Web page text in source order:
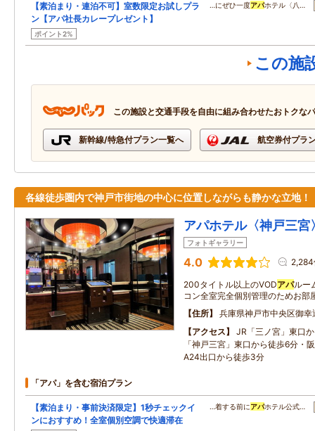
【素泊まり・連泊不可】室数限定お試しプラ
ン【アパ社長カレープレゼント】
ポイント2%
…にぜひ一度アパホテル〈八…
この施
この施設と交通手段を自由に組み合わせたおトクな
新幹線/特急付プラン一覧へ 航空券付プラ
各線徒歩圏内で神戸市街地の中心に位置しながらも静かな立地！
アパホテル〈神戸三宮
フォトギャラリー
4.0
200タイトル以上のVODアパルー
コン全室完全個別管理のためお部
住所
兵庫県神戸市中央区御
アクセス
JR「三ノ宮」東口
「神戸三宮」東口から徒歩6分・
A24出口から徒歩3分
「アパ」を含む宿泊プラン
【素泊まり・事前決済限定】1秒チェックイ
ンにおすすめ！全室個別空調で快適滞在
…着する前にアパホテル公式…